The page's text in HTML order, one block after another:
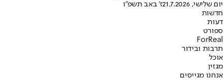
יום שלישי, 21.7.2026
ז' באב תשפ"ו
חדשות
דעות
ספורט
ForReal
תרבות ובידור
אוכל
מגזין
אנחנו מגייסים